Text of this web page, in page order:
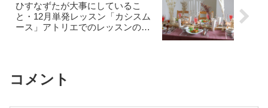
ひすなずたが大事にしているこ
と・12月単発レッスン「カシスム
ース」アトリエでのレッスンの様
コメント